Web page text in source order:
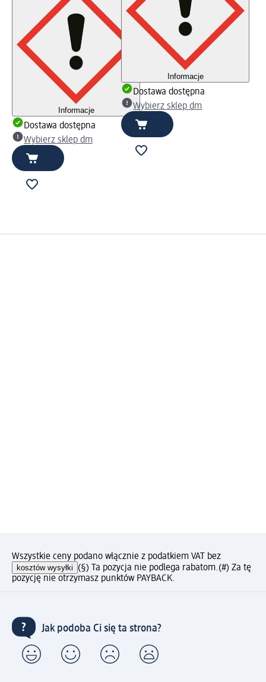
Informacje
Dostawa dostępna
Wybierz sklep dm
Informacje
Dostawa dostępna
Wybierz sklep dm
Wszystkie ceny podano włącznie z podatkiem VAT bez
kosztów wysyłki (§) Ta pozycja nie podlega rabatom.(#) Za tę
pozycję nie otrzymasz punktów PAYBACK.
Jak podoba Ci się ta strona?